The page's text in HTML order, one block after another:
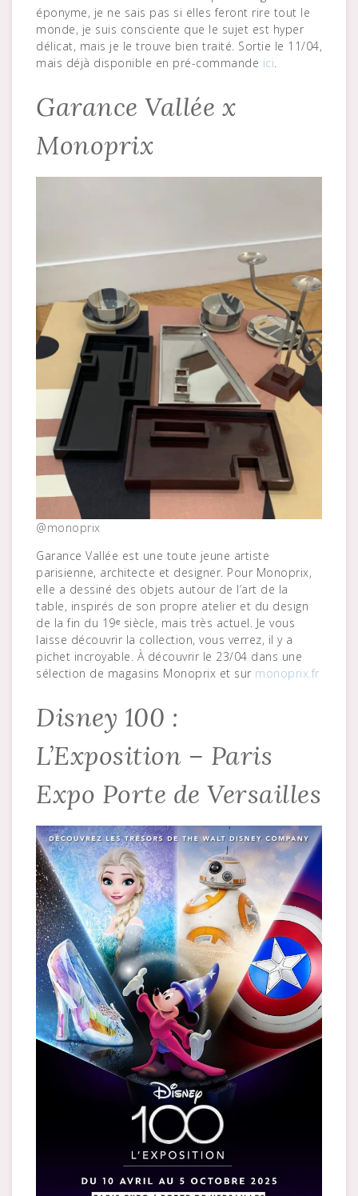
éponyme, je ne sais pas si elles feront rire tout le
monde, je suis consciente que le sujet est hyper
délicat, mais je le trouve bien traité. Sortie le 11/04,
mais déjà disponible en pré-commande ici.
Garance Vallée x
Monoprix
@monoprix
Garance Vallée est une toute jeune artiste
parisienne, architecte et designer. Pour Monoprix,
elle a dessiné des objets autour de l’art de la
table, inspirés de son propre atelier et du design
de la fin du 19ᵉ siècle, mais très actuel. Je vous
laisse découvrir la collection, vous verrez, il y a
pichet incroyable. À découvrir le 23/04 dans une
sélection de magasins Monoprix et sur monoprix.fr
Disney 100 :
L’Exposition – Paris
Expo Porte de Versailles